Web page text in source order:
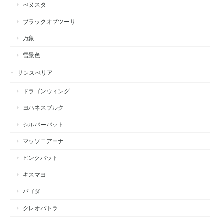
べヌスタ
ブラックオブツーサ
万象
雪景色
サンスべリア
ドラゴンウィング
ヨハネスブルク
シルバーバット
マッソニアーナ
ピンクバット
キスマヨ
パゴダ
クレオパトラ